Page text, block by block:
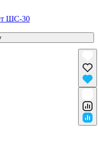
ШС-30